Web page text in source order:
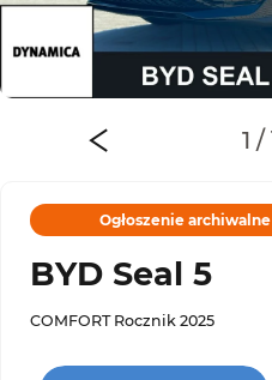
Ogłoszenie archiwalne
BYD Seal 5
COMFORT Rocznik 2025